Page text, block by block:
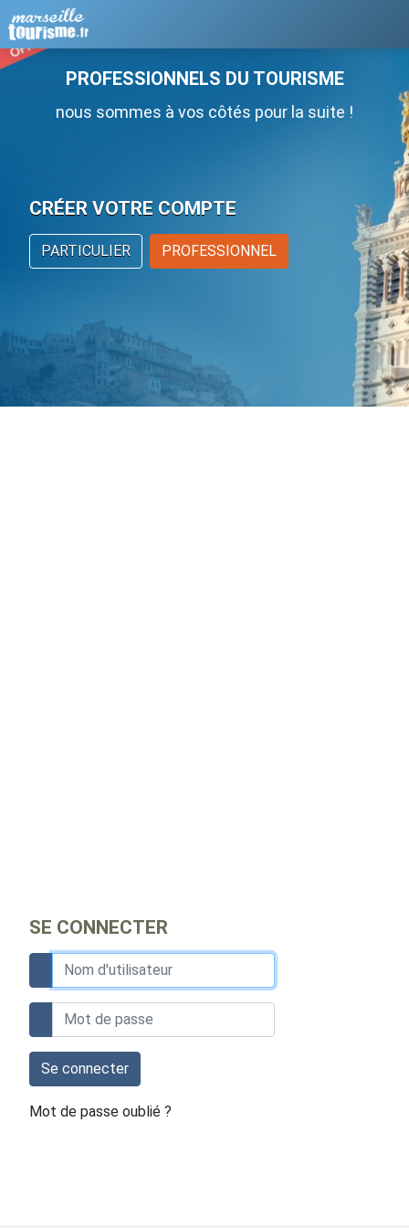
PROFESSIONNELS DU TOURISME
nous sommes à vos côtés pour la suite !
CRÉER VOTRE COMPTE
PARTICULIER PROFESSIONNEL
SE CONNECTER
Se connecter
Mot de passe oublié ?